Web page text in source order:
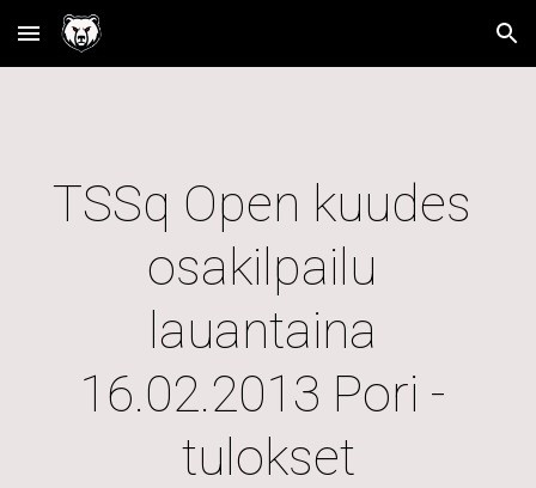
Skip to main content Skip to navigation
TSSq Open kuudes
osakilpailu
lauantaina
16.02.2013 Pori -
tulokset